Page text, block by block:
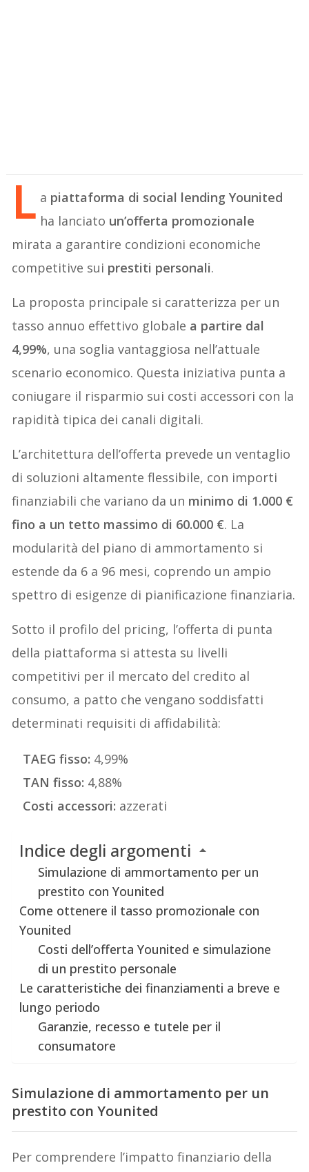
L a piattaforma di social lending Younited
ha lanciato un’offerta promozionale
mirata a garantire condizioni economiche
competitive sui prestiti personali.
La proposta principale si caratterizza per un
tasso annuo effettivo globale a partire dal
4,99%, una soglia vantaggiosa nell’attuale
scenario economico. Questa iniziativa punta a
coniugare il risparmio sui costi accessori con la
rapidità tipica dei canali digitali.
L’architettura dell’offerta prevede un ventaglio
di soluzioni altamente flessibile, con importi
finanziabili che variano da un minimo di 1.000 €
fino a un tetto massimo di 60.000 €. La
modularità del piano di ammortamento si
estende da 6 a 96 mesi, coprendo un ampio
spettro di esigenze di pianificazione finanziaria.
Sotto il profilo del pricing, l’offerta di punta
della piattaforma si attesta su livelli
competitivi per il mercato del credito al
consumo, a patto che vengano soddisfatti
determinati requisiti di affidabilità:
TAEG fisso: 4,99%
TAN fisso: 4,88%
Costi accessori: azzerati
Indice degli argomenti
Simulazione di ammortamento per un
prestito con Younited
Come ottenere il tasso promozionale con
Younited
Costi dell’offerta Younited e simulazione
di un prestito personale
Le caratteristiche dei finanziamenti a breve e
lungo periodo
Garanzie, recesso e tutele per il
consumatore
Simulazione di ammortamento per un
prestito con Younited
Per comprendere l’impatto finanziario della